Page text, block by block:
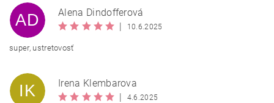
Vložením hodnotenie súhlasíte s
osobných údajov
BEZPEČNOSTNÁ KONTROLA
Odpíšte text z obrázka
AD
Alena Dindofferová
10.6.2025
super, ustretovosť
IK
Irena Klembarova
4.6.2025